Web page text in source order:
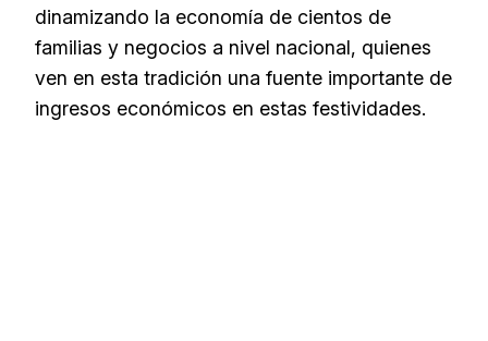
dinamizando la economía de cientos de
familias y negocios a nivel nacional, quienes
ven en esta tradición una fuente importante de
ingresos económicos en estas festividades.